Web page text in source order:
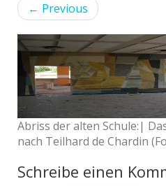
← Previous
Abriss der alten Schule:|
nach Teilhard de Chardin
Schreibe einen